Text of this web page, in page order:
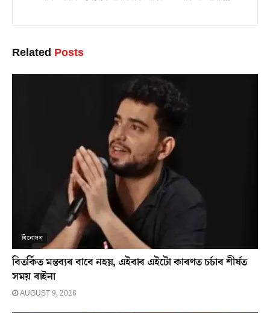
Related Posts
বিনোদন
বিতৰ্কিত মন্তব্যৰ বাবে নহয়, এইবাৰ এইটো কাৰণত চৰ্চাৰ শীৰ্ষত
সময় ৰাইনা
AUGUST 9, 2026